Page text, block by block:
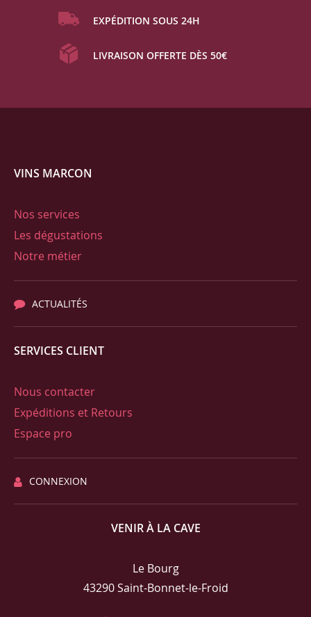
EXPÉDITION SOUS 24H
LIVRAISON OFFERTE DÈS 50€
VINS MARCON
Nos services
Les dégustations
Notre métier
ACTUALITÉS
SERVICES CLIENT
Nous contacter
Expéditions et Retours
Espace pro
CONNEXION
VENIR À LA CAVE
Le Bourg
43290 Saint-Bonnet-le-Froid